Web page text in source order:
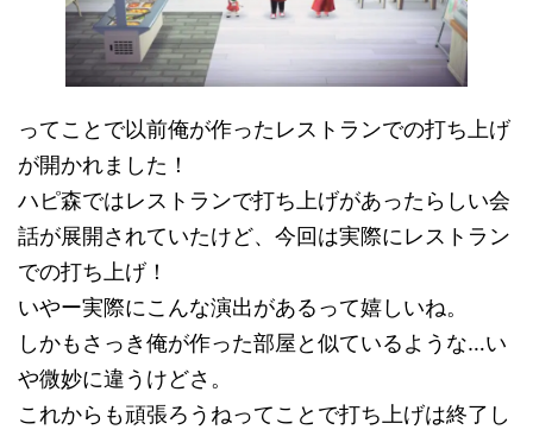
ってことで以前俺が作ったレストランでの打ち上げ
が開かれました！
ハピ森ではレストランで打ち上げがあったらしい会
話が展開されていたけど、今回は実際にレストラン
での打ち上げ！
いやー実際にこんな演出があるって嬉しいね。
しかもさっき俺が作った部屋と似ているような…い
や微妙に違うけどさ。
これからも頑張ろうねってことで打ち上げは終了し